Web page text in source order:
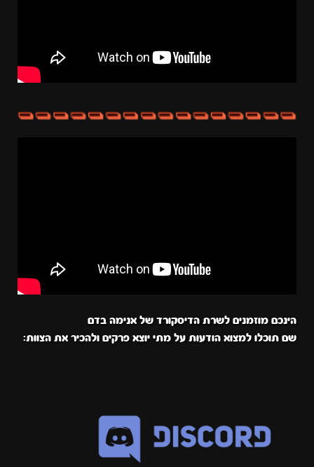
הינכם מוזמנים לשרת הדיסקורד של אנימה בדם
שם תוכלו למצוא הודעות על מתי יוצא פרקים ולהכיר את הצוות: